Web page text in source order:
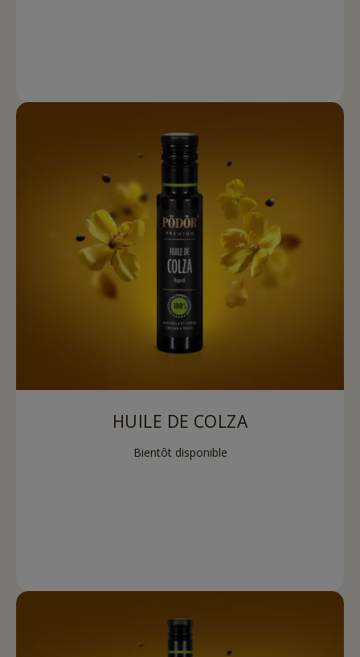
HUILE DE COLZA
Bientôt disponible